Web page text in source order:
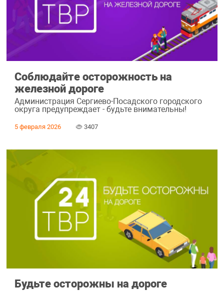
Соблюдайте осторожность на
железной дороге
Администрация Сергиево-Посадского городского
округа предупреждает - будьте внимательны!
5 февраля 2026 3407
Будьте осторожны на дороге